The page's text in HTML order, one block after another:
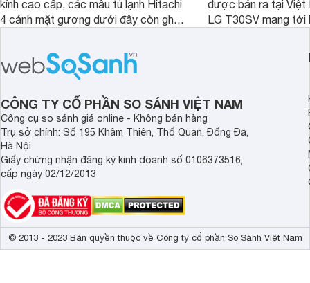
kính cao cấp, các mẫu tủ lạnh Hitachi
4 cánh mặt gương dưới đây còn ghi
công nghệ bảo quản hiện đại, đáp ứng
tốt nhu cầu lưu trữ thực phẩm của gia
được bán ra tại Việt
LG T30SV mang tới
mức giá bán dễ
nhiều khách hàng
CÔNG TY CỔ PHẦN SO SÁNH VIỆT NAM
Công cụ so sánh giá online - Không bán hàng
Trụ sở chính: Số 195 Khâm Thiên, Thổ Quan, Đống Đa,
Hà Nội
Giấy chứng nhận đăng ký kinh doanh số 0106373516,
cấp ngày 02/12/2013
© 2013 - 2023 Bản quyền thuộc về Công ty cổ phần So Sánh Việt Nam